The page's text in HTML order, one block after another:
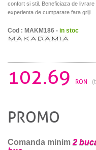
confort si stil. Beneficiaza de
experienta de cumparare fara griji.
Cod : MAKM186 - in stoc
102.69 RON
PROMO
Comanda minim 2